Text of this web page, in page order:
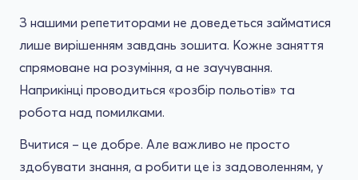
З нашими репетиторами не доведеться займатися
лише вирішенням завдань зошита. Кожне заняття
спрямоване на розуміння, а не заучування.
Наприкінці проводиться «розбір польотів» та
робота над помилками.
Вчитися – це добре. Але важливо не просто
здобувати знання, а робити це із задоволенням, у